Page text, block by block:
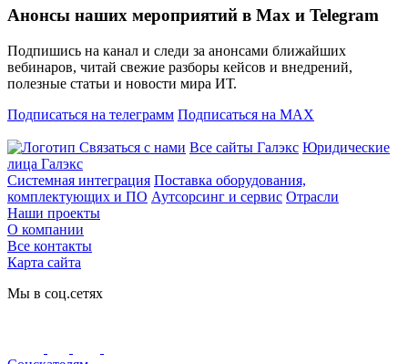
Анонсы наших мероприятий в Max и Telegram
Подпишись на канал и следи за анонсами ближайших
вебинаров, читай свежие разборы кейсов и внедрений,
полезные статьи и новости мира ИТ.
Подписаться на телеграмм Подписаться на MAX
Связаться с нами Все сайты Галэкс Юридические
лица Галэкс
Системная интеграция Поставка оборудования,
комплектующих и ПО Аутсорсинг и сервис Отрасли
Наши проекты
О компании
Все контакты
Карта сайта
Мы в соц.сетях